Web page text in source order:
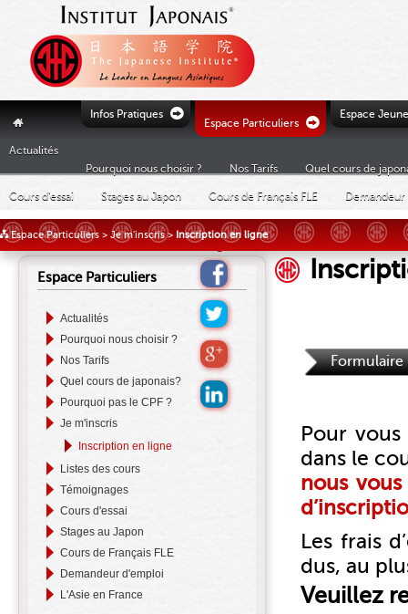
Ò
Infos Pratiques
Ò
Espace Particuliers
Espace
"
Actualités
Pourquoi nous choisir ?
Nos Tarifs Quel cours de
Cours d'essai Stages au Japon Cours de Français FLE
Espace Particuliers > Je m'inscris> Inscription en ligne
Espace Particuliers
Actualités
Pourquoi nous choisir ?
Nos Tarifs
Quel cours de japonais?
Pourquoi pas le CPF ?
Je m'inscris
Inscription en ligne
Listes des cours
Témoignages
Cours d'essai
Stages au Japon
Cours de Français FLE
Demandeur d'emploi
L'Asie en France
£
Formulaire
Pour
dans le
nous
Les frais
dus, au
Veuillez